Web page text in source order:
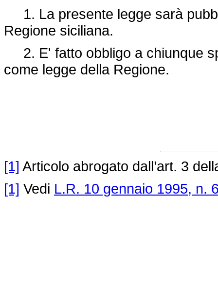
1. La presente legge sarà
Regione siciliana.
2. E' fatto obbligo a chiunque
come legge della Regione.
[1] Articolo abrogato dall’art. 3
[1] Vedi L.R. 10 gennaio 1995, n.